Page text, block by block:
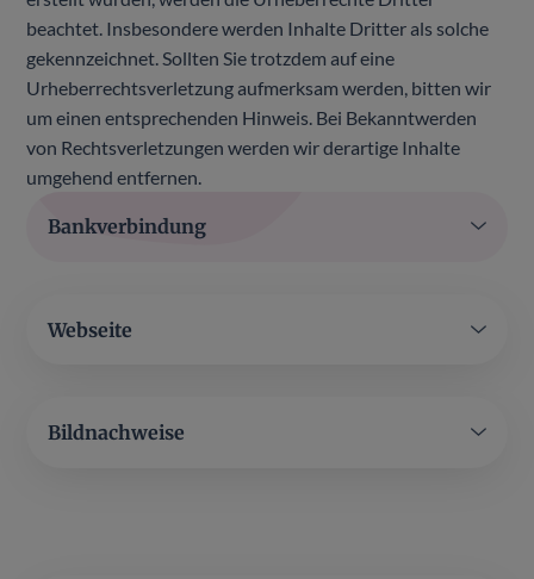
beachtet. Insbesondere werden Inhalte Dritter als solche
gekennzeichnet. Sollten Sie trotzdem auf eine
Urheberrechtsverletzung aufmerksam werden, bitten wir
um einen entsprechenden Hinweis. Bei Bekanntwerden
von Rechtsverletzungen werden wir derartige Inhalte
umgehend entfernen.
Bankverbindung
Webseite
Bildnachweise